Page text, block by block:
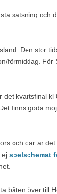
satsning och
Den stor
förmiddag. För
det kvartsfinal
finns goda
och där är
ej spelschemat
båten över till